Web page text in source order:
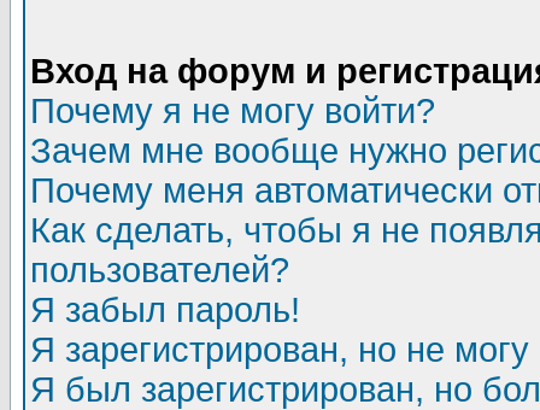
Вход на форум и
Почему я не могу войти?
Зачем мне вообще нужно
Почему меня автоматически
Как сделать, чтобы я не
пользователей?
Я забыл пароль!
Я зарегистрирован, но не могу
Я был зарегистрирован, но